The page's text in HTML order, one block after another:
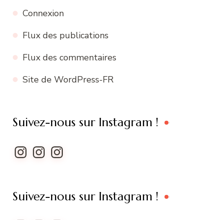
Connexion
Flux des publications
Flux des commentaires
Site de WordPress-FR
Suivez-nous sur Instagram !
Instagram
InstagramInstagram
Suivez-nous sur Instagram !